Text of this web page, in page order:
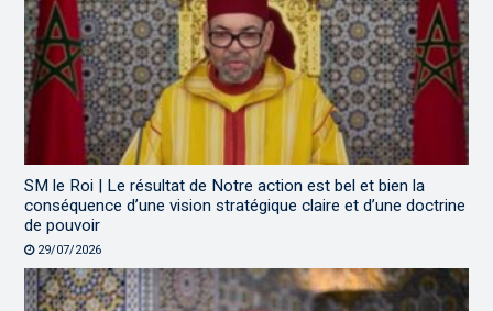
SM le Roi | Le résultat de Notre action est bel et bien la
conséquence d’une vision stratégique claire et d’une doctrine
de pouvoir
29/07/2026